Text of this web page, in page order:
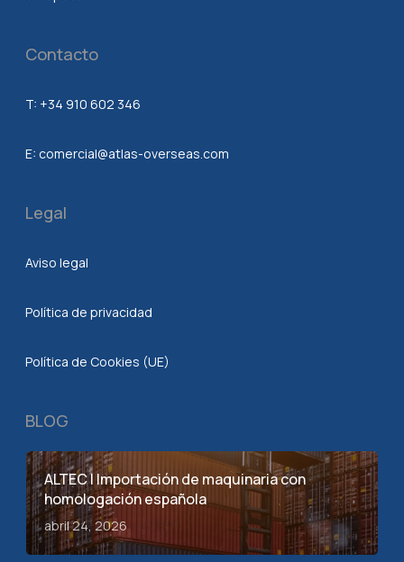
Contacto
T: +34 910 602 346
E: comercial@atlas-overseas.com
Legal
Aviso legal
Política de privacidad
Política de Cookies (UE)
BLOG
ALTEC | Importación de maquinaria con
homologación española
abril 24, 2026